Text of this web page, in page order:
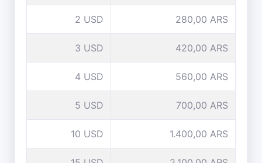
2 USD 280,00 ARS
3 USD 420,00 ARS
4 USD 560,00 ARS
5 USD 700,00 ARS
10 USD 1.400,00 ARS